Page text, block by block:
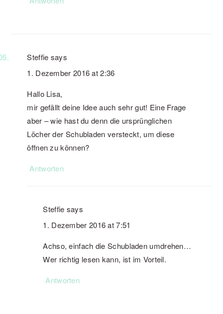
Steffie says
1. Dezember 2016 at 2:36
Hallo Lisa,
mir gefällt deine Idee auch sehr gut! Eine Frage
aber – wie hast du denn die ursprünglichen
Löcher der Schubladen versteckt, um diese
öffnen zu können?
Antworten
Steffie says
1. Dezember 2016 at 7:51
Achso, einfach die Schubladen umdrehen…
Wer richtig lesen kann, ist im Vorteil.
Antworten